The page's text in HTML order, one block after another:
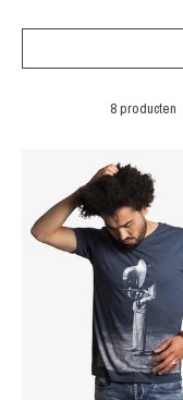
8 producten